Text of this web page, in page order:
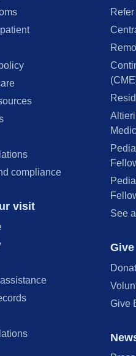
compliance
visit
See
Give
Give